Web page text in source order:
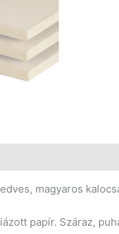
magyaros
papír. Száraz,